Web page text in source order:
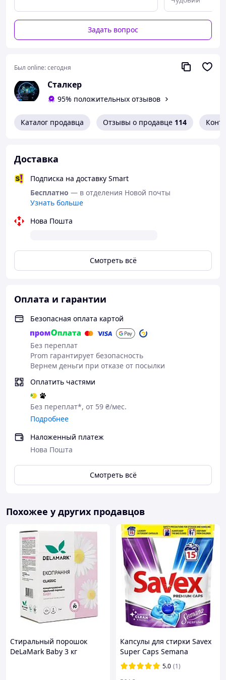
Задать вопрос
Был online:сегодня
Сталкер
95% положительных отзывов
Каталог продавца Отзывы о продавце 114
Доставка
Подписка на доставку Smart
Бесплатно — в отделения Новой почты
Узнать больше
Нова Пошта
Смотреть всё
Оплата и гарантии
Безопасная оплата картой
Без переплат
Prom гарантирует безопасность
Вернем деньги при отказе от посылки
Оплатить частями
Без переплат*, от 59 ₴/мес.
Подробнее
Наложенный платеж
Нова Пошта
Смотреть всё
Похожее у других продавцов
Стиральный порошок
DeLaMark Baby 3 кг
Капсулы для стирки Savex
Super Caps Semana
Perfume 8 15 шт
(3800024046865)
5.0 (1)